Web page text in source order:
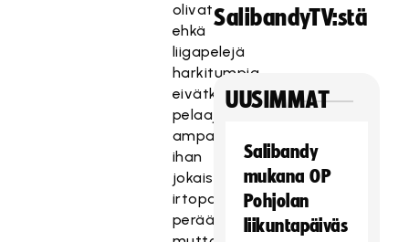
olivat
ehkä
liigapelejä
harkitumpia
eivätkä
pelaajat
ampaisseet
ihan
jokaisen
irtopallon
perään,
SalibandyTV:stä
UUSIMMAT
Salibandy
mukana OP
Pohjolan
liikuntapäiväs